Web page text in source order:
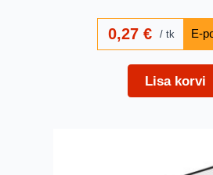
0,27€ tk
Lisa korvi